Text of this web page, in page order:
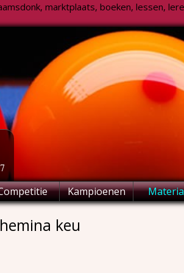
marktplaats, boeken, lessen,
Kampioenen
keu